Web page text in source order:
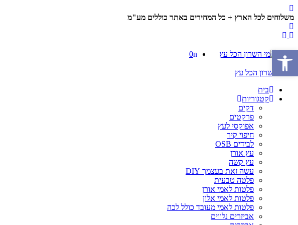
משלוחים לכל הארץ + כל המחירים באתר כוללים מע"מ
0
בית
קטגוריות
דקים
פרקטים
אפוקסי לעץ
חיפוי קיר
לבידים OSB
עץ אורן
עץ קשה
עשה זאת בעצמך DIY
פלטה טבעית
פלטות לאמי אורן
פלטות לאמי אלון
פלטות לאמי מעובד כולל לכה
אביזרים נלווים
פתח סרגל נגישות